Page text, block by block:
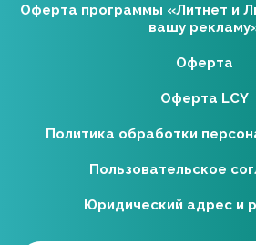
Оферта программы «Литнет и
вашу
Оферта
Оферта LCY
Политика обработки
Пользовательское
Юридический адрес и